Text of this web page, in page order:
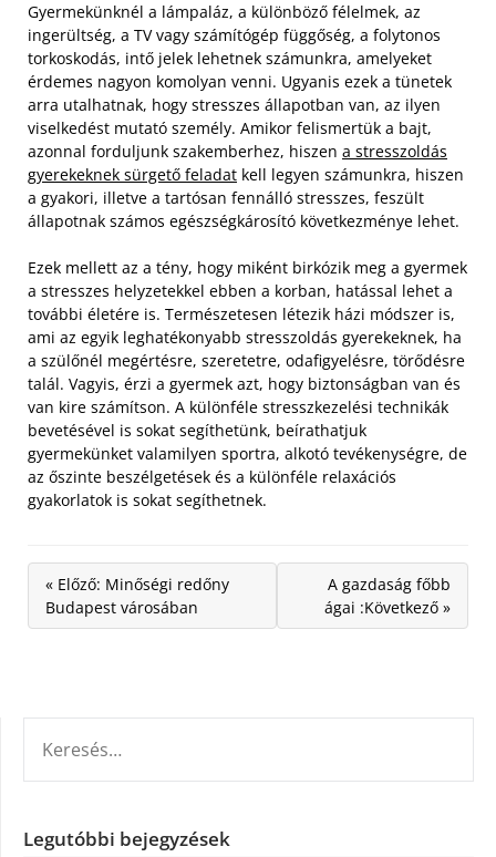
Gyermekünknél a lámpaláz, a különböző félelmek, az
ingerültség, a TV vagy számítógép függőség, a folytonos
torkoskodás, intő jelek lehetnek számunkra, amelyeket
érdemes nagyon komolyan venni. Ugyanis ezek a tünetek
arra utalhatnak, hogy stresszes állapotban van, az ilyen
viselkedést mutató személy. Amikor felismertük a bajt,
azonnal forduljunk szakemberhez, hiszen a stresszoldás
gyerekeknek sürgető feladat kell legyen számunkra, hiszen
a gyakori, illetve a tartósan fennálló stresszes, feszült
állapotnak számos egészségkárosító következménye lehet.
Ezek mellett az a tény, hogy miként birkózik meg a gyermek
a stresszes helyzetekkel ebben a korban, hatással lehet a
további életére is. Természetesen létezik házi módszer is,
ami az egyik leghatékonyabb stresszoldás gyerekeknek, ha
a szülőnél megértésre, szeretetre, odafigyelésre, törődésre
talál. Vagyis, érzi a gyermek azt, hogy biztonságban van és
van kire számítson. A különféle stresszkezelési technikák
bevetésével is sokat segíthetünk, beírathatjuk
gyermekünket valamilyen sportra, alkotó tevékenységre, de
az őszinte beszélgetések és a különféle relaxációs
gyakorlatok is sokat segíthetnek.
« Előző: Minőségi redőny
Budapest városában
A gazdaság főbb
ágai :Következő »
Legutóbbi bejegyzések